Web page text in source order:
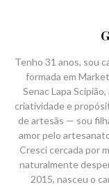
Tenho 31 anos, sou
formada em
Senac Lapa
criatividade e
de artesãs — sou
amor pelo
Cresci cercada por
naturalmente
2015, nasceu o